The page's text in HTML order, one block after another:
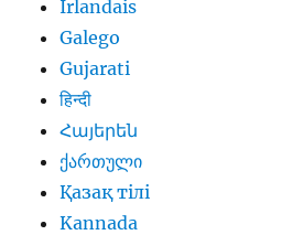
Irlandais
Galego
Gujarati
हिन्दी
Հայերեն
ქართული
Қазақ тілі
Kannada